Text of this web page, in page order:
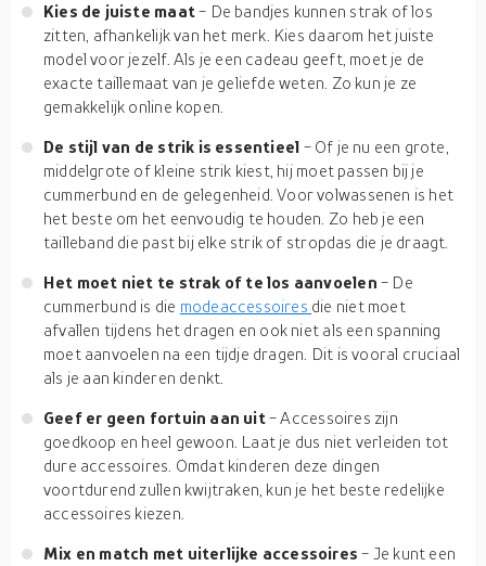
Kies de juiste maat- De bandjes kunnen strak of los
zitten, afhankelijk van het merk. Kies daarom het juiste
model voor jezelf. Als je een cadeau geeft, moet je de
exacte taillemaat van je geliefde weten. Zo kun je ze
gemakkelijk online kopen.
De stijl van de strik is essentieel - Of je nu een grote,
middelgrote of kleine strik kiest, hij moet passen bij je
cummerbund en de gelegenheid. Voor volwassenen is het
het beste om het eenvoudig te houden. Zo heb je een
tailleband die past bij elke strik of stropdas die je draagt.
Het moet niet te strak of te los aanvoelen - De
cummerbund is die modeaccessoires die niet moet
afvallen tijdens het dragen en ook niet als een spanning
moet aanvoelen na een tijdje dragen. Dit is vooral cruciaal
als je aan kinderen denkt.
Geef er geen fortuin aan uit- Accessoires zijn
goedkoop en heel gewoon. Laat je dus niet verleiden tot
dure accessoires. Omdat kinderen deze dingen
voortdurend zullen kwijtraken, kun je het beste redelijke
accessoires kiezen.
Mix en match met uiterlijke accessoires- Je kunt een